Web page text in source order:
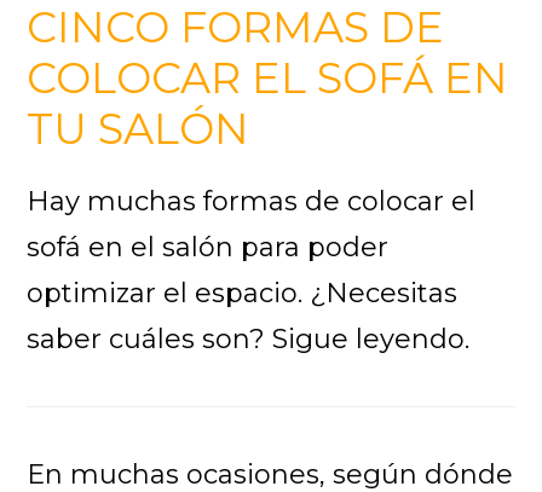
CINCO FORMAS DE
COLOCAR EL SOFÁ EN
TU SALÓN
Hay muchas formas de colocar el
sofá en el salón para poder
optimizar el espacio. ¿Necesitas
saber cuáles son? Sigue leyendo.
En muchas ocasiones, según dónde